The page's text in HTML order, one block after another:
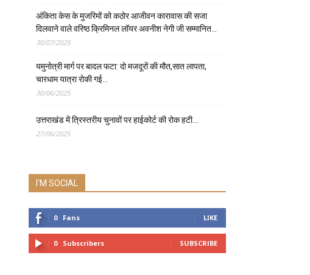
अंकिता केस के मुजरिमों को कठोर आजीवन कारावास की सजा
दिलवाने वाले वरिष्ठ क्रिमिनल लॉयर अवनीश नेगी जी सम्मानित…
30/07/2025
यमुनोत्री मार्ग पर बादल फटा: दो मजदूरों की मौत,सात लापता,
चारधाम यात्रा रोकी गई…
30/06/2025
उत्तराखंड में त्रिस्तरीय चुनावों पर हाईकोर्ट की रोक हटी…
27/06/2025
I'M SOCIAL
0 Fans LIKE
0 Subscribers SUBSCRIBE